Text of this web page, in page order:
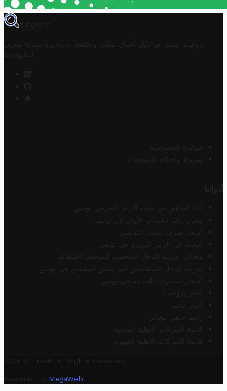
TROVIT
تروفيت تونس هو دليل أعمال تملكه وتحتفظ به وتديره
شركة مخزن
التكنولوجيا
سياسة الخصوصية
شروط وأحكام الاستخدام
أدواتنا
أداة التحقق من صحة الرقم الضريبي تونس
محول رقم الحساب الآيبان في تونس
أسعار صرف الدينار التونسي
البحث عن الرمز البريدي في تونس
محاكي ضريبة الدخل الشخصي للموظف/المتقاعد
ضريبة الدخل للمتقاعدين الفرنسيين المقيمين في تونس
أسعار السيارات الجديدة في تونس
أخبار تروفيت
أخبار تونس
رابط خلفي مجاني
قائمة الشركات الأهلية المحلية
قائمة الشركات الأهلية الجهوية
2025 © Trovit. All Rights Reserved.
Powered By MegaWeb